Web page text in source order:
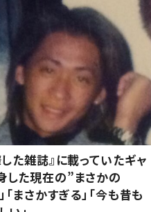
た雑誌』に載っていたギャ
した現在の”まさかの
「まさかすぎる」「今も昔も